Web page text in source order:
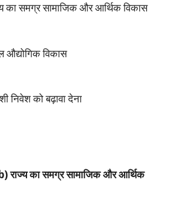
का समग्र सामाजिक और आर्थिक विकास
विकास
निवेश को बढ़ावा देना
राज्य का समग्र सामाजिक और आर्थिक